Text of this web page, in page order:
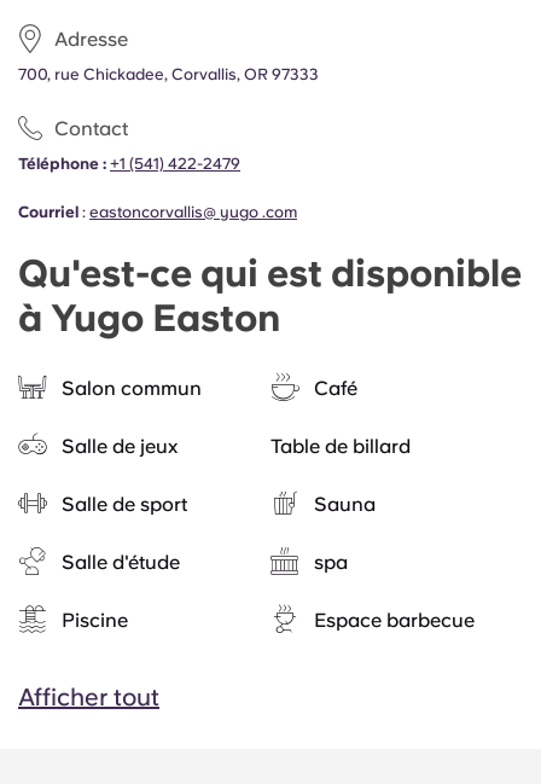
Adresse
700, rue Chickadee, Corvallis, OR 97333
Contact
Téléphone : +1 (541) 422-2479
Courriel : eastoncorvallis@ yugo .com
Qu'est-ce qui est disponible
à Yugo Easton
Salon commun Café
Salle de jeux Table de billard
Salle de sport Sauna
Salle d'étude spa
Piscine Espace barbecue
Afficher tout